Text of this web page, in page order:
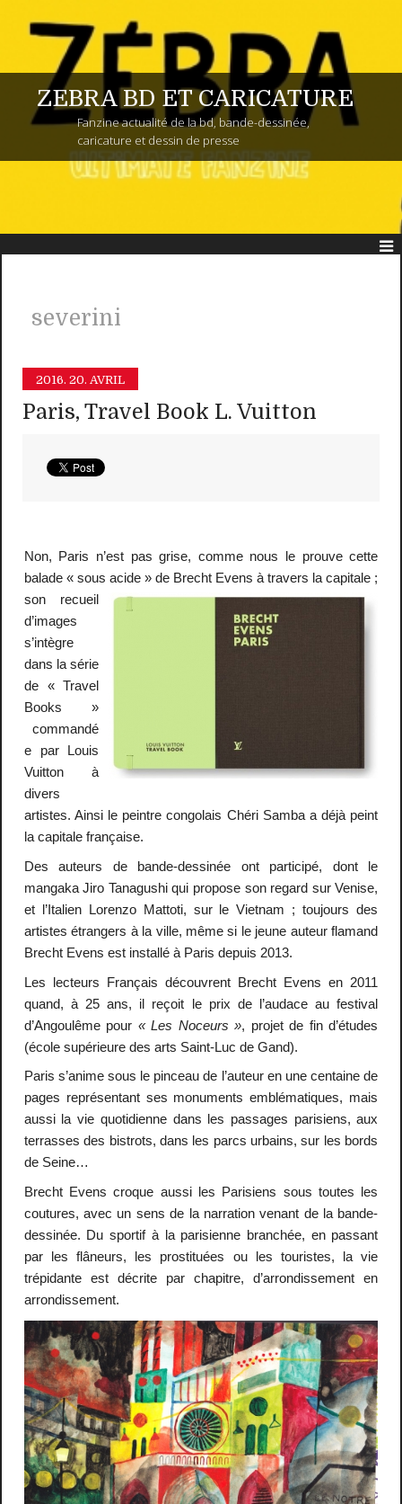
ZEBRA BD ET CARICATURE
Fanzine actualité de la bd, bande-dessinée,
caricature et dessin de presse
severini
2016. 20. AVRIL
Paris, Travel Book L. Vuitton
Non, Paris n’est pas grise, comme nous le prouve cette
balade « sous acide » de Brecht Evens à travers lacapitale ;
son recueil
d’images
s’intègre
dans la série
de « Travel
Books »
commandé
e par Louis
Vuitton à
divers
artistes. Ainsi le peintre congolais Chéri Samba a déjà peint
la capitale française.
Des auteurs de bande-dessinée ont participé, dont le
mangaka Jiro Tanagushi qui propose son regard sur Venise,
et l’Italien Lorenzo Mattoti, sur le Vietnam ; toujours des
artistes étrangers à la ville, même si le jeune auteur flamand
Brecht Evens est installé à Paris depuis 2013.
Les lecteurs Français découvrent Brecht Evens en 2011
quand, à 25 ans, il reçoit le prix de l’audace au festival
d’Angoulême pour « Les Noceurs », projet de fin d’études
(école supérieure des arts Saint-Luc de Gand).
Paris s’anime sous le pinceau de l’auteur en une centaine de
pages représentant ses monuments emblématiques, mais
aussi la vie quotidienne dans les passages parisiens, aux
terrasses des bistrots, dans les parcs urbains, sur les bords
de Seine…
Brecht Evens croque aussi les Parisiens sous toutes les
coutures, avec un sens de la narration venant de la bande-
dessinée. Du sportif à la parisienne branchée, en passant
par les flâneurs, les prostituées ou les touristes, la vie
trépidante est décrite par chapitre, d’arrondissement en
arrondissement.